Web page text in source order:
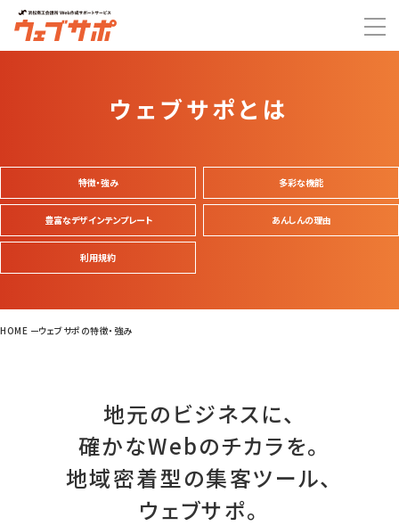
ウェブサポとは
特徴・強み 多彩な機能
豊富なデザインテンプレート あんしんの理由
利用規約
HOME ウェブサポの特徴・強み
地元のビジネスに、
確かなWebのチカラを。
地域密着型の集客ツール、
ウェブサポ。